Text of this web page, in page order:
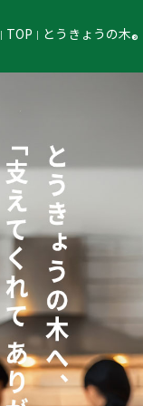
TOP とうきょうの木®